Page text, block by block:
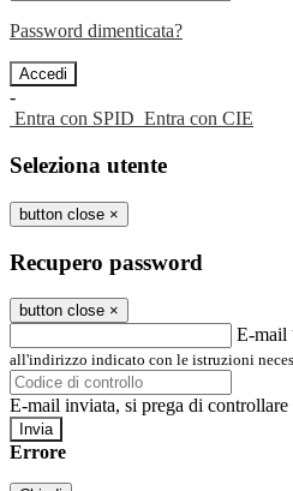
Password dimenticata?
-
Entra con SPID Entra con CIE
Seleziona utente
button close ×
Recupero password
button close ×
E-mail
all'indirizzo indicato con le istruzioni
E-mail inviata, si prega di controllare
Errore